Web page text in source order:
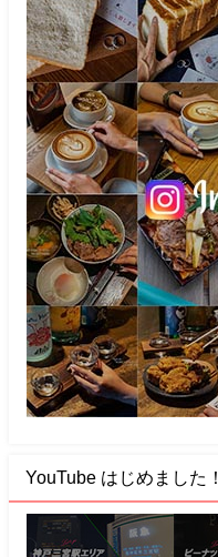
YouTube はじめました！